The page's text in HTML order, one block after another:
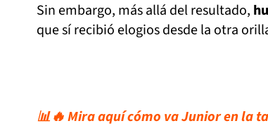
Sin embargo, más allá del resultado,
que sí recibió elogios desde la otra
📊🔥 Mira aquí cómo va Junior en la